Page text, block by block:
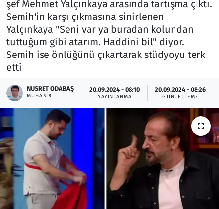
şef Mehmet Yalçınkaya arasında tartışma çıktı.
Semih'in karşı çıkmasına sinirlenen
Yalçınkaya "Seni var ya buradan kolundan
tuttuğum gibi atarım. Haddini bil" diyor.
Semih ise önlüğünü çıkartarak stüdyoyu terk
etti
NUSRET ODABAŞ
MUHABIR
20.09.2024 - 08:10
YAYINLANMA
20.09.2024 - 08:26
GÜNCELLEME
Lezzet Durağı
Memur ve Kamu
Oyun
Ramazan
Resmi İlanlar
Rüya Tabirleri
Sağlık